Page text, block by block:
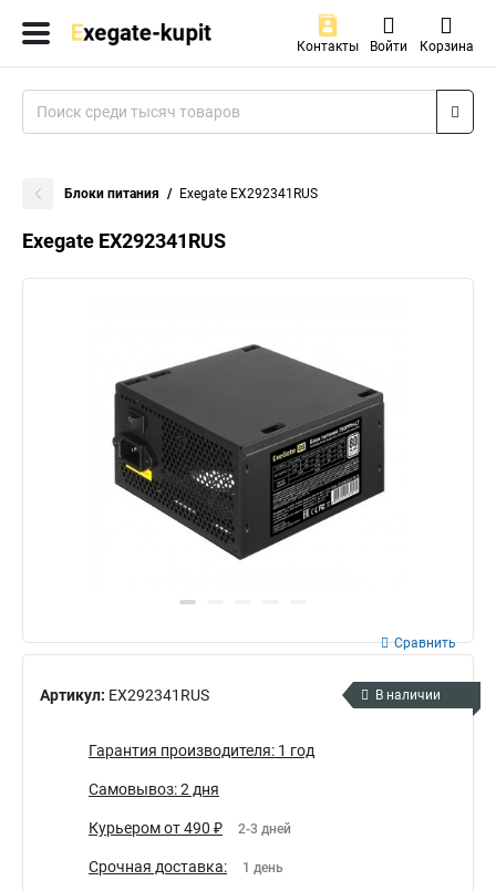
Контакты Войти Корзина
Блоки питания Exegate EX292341RUS
Exegate EX292341RUS
Артикул: EX292341RUS
Сравнить
В наличии
Гарантия производителя: 1 год
Самовывоз: 2 дня
Курьером от 490 ₽ 2-3 дней
Срочная доставка: 1 день